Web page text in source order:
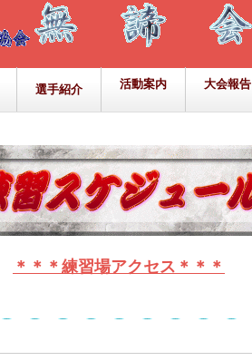
＊＊＊練習場アクセス＊＊＊
選手紹介 活動案内 大会報告